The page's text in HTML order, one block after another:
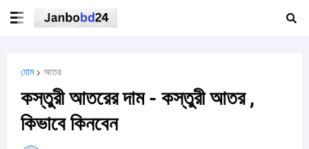
হোম আতর
কস্তুরী আতরের দাম - কস্তুরী আতর ,
কিভাবে কিনবেন